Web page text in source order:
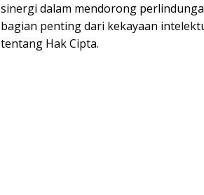
sinergi dalam mendorong
bagian penting dari kekayaan
tentang Hak Cipta.